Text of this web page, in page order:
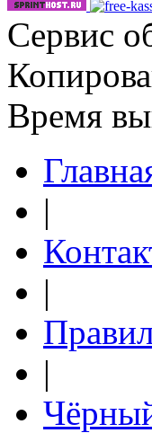
Сервис
Время
|
|
|